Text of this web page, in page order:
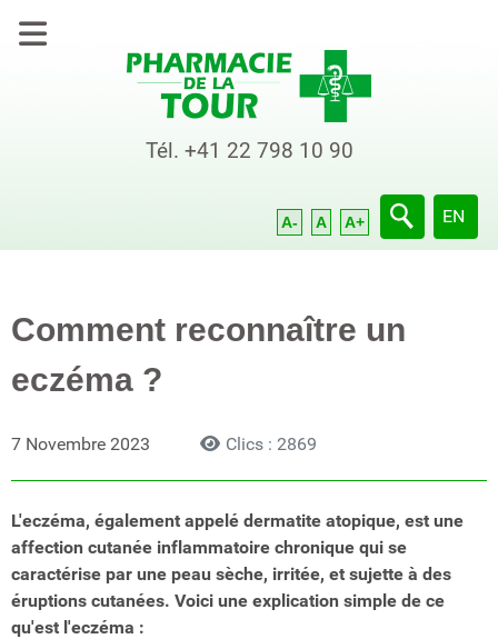
Tél. +41 22 798 10 90
A- A A+ EN
Comment reconnaître un
eczéma ?
7 Novembre 2023 Clics : 2869
L'eczéma, également appelé dermatite atopique, est une
affection cutanée inflammatoire chronique qui se
caractérise par une peau sèche, irritée, et sujette à des
éruptions cutanées. Voici une explication simple de ce
qu'est l'eczéma :